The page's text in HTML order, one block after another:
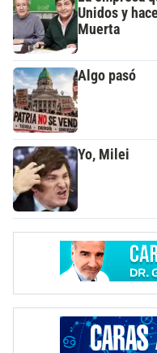
Unidos y
Muerta
Algo pasó
Yo, Milei